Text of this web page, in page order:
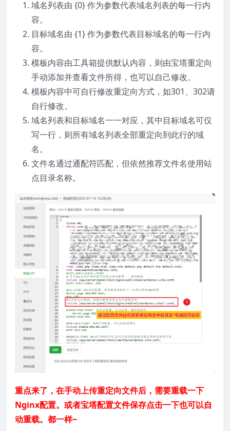
域名列表由 {0} 作为参数代表域名列表的每一行内
容。
目标域名由 {1} 作为参数代表目标域名的每一行内
容。
模板内容由工具箱提供默认内容，则由宝塔重定向
手动添加并查看文件所得，也可以自己修改。
模板内容中可自行修改重定向方式，如301、302请
自行修改。
域名列表和目标域名一一对应，其中目标域名可仅
写一行，则所有域名列表全部重定向到此行的域
名。
文件名通过通配符匹配，但依然推荐文件名使用站
点目录名称。
重点来了，在手动上传重定向文件后，需要重载一下
Nginx配置。或者宝塔配置文件保存点击一下也可以自
动重载。都一样~